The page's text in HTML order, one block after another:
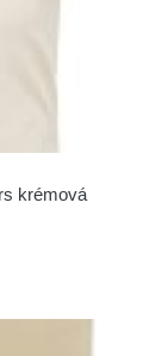
krémová